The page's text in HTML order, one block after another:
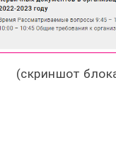
(скриншот